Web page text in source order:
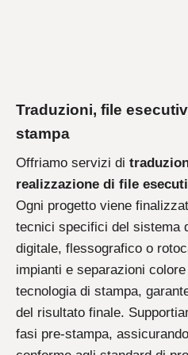
Traduzioni, file
stampa
Offriamo servizi di
realizzazione di file
Ogni progetto viene
tecnici specifici del sistema
digitale, flessografico o
impianti e separazioni
tecnologia di stampa,
del risultato finale.
fasi pre-stampa,